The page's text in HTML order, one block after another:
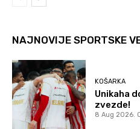
NAJNOVIJE SPORTSKE
KOŠARKA
Unikaha
zvezde!
8 Aug 2026.